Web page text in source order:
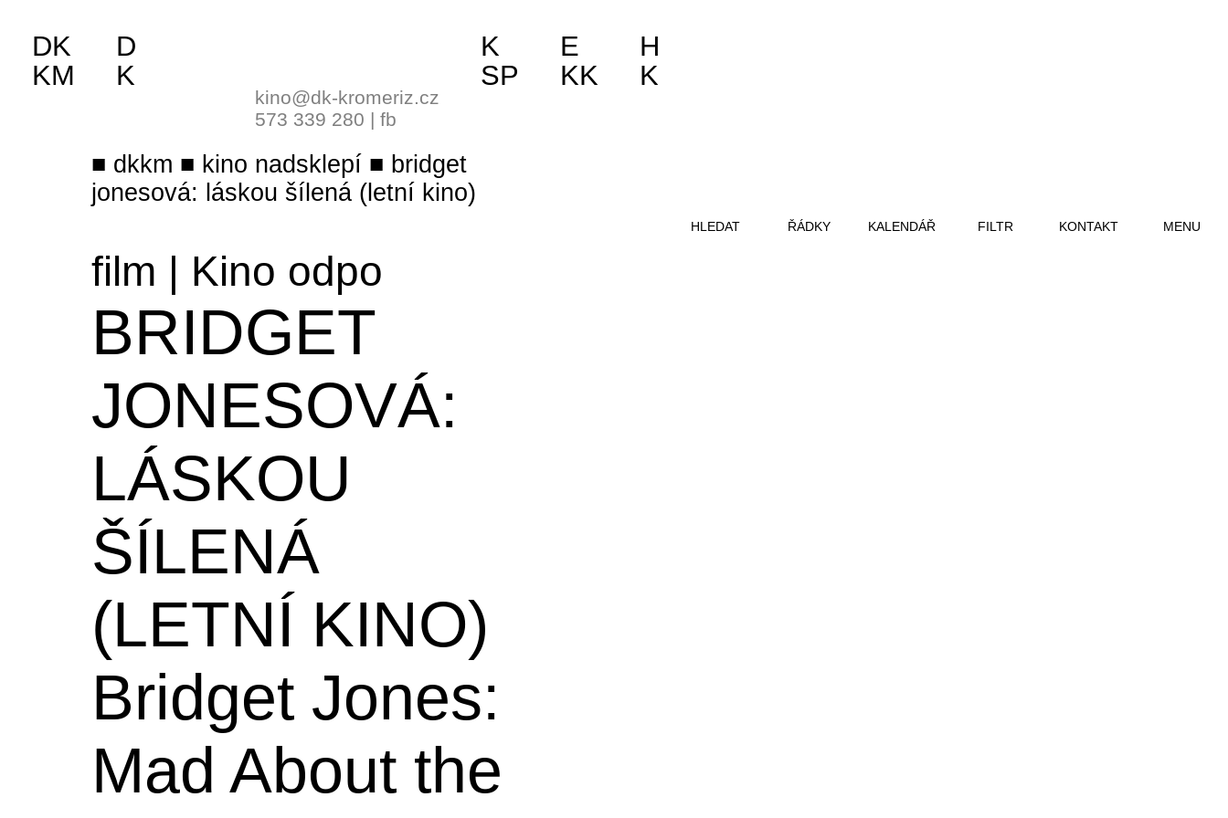
dkkm kino nadsklepí
bridget
jonesová: láskou šílená (letní kino)
film | Kino odpo
BRIDGET
JONESOVÁ:
LÁSKOU
ŠÍLENÁ
(LETNÍ KINO)
Bridget Jones:
Mad About the
DK
KM
D
K
kino@dk-kromeriz.cz
573 339 280 | fb
K
SP
E
KK
H
K
HLEDAT ŘÁDKY KALENDÁŘ FILTR KONTAKT MENU